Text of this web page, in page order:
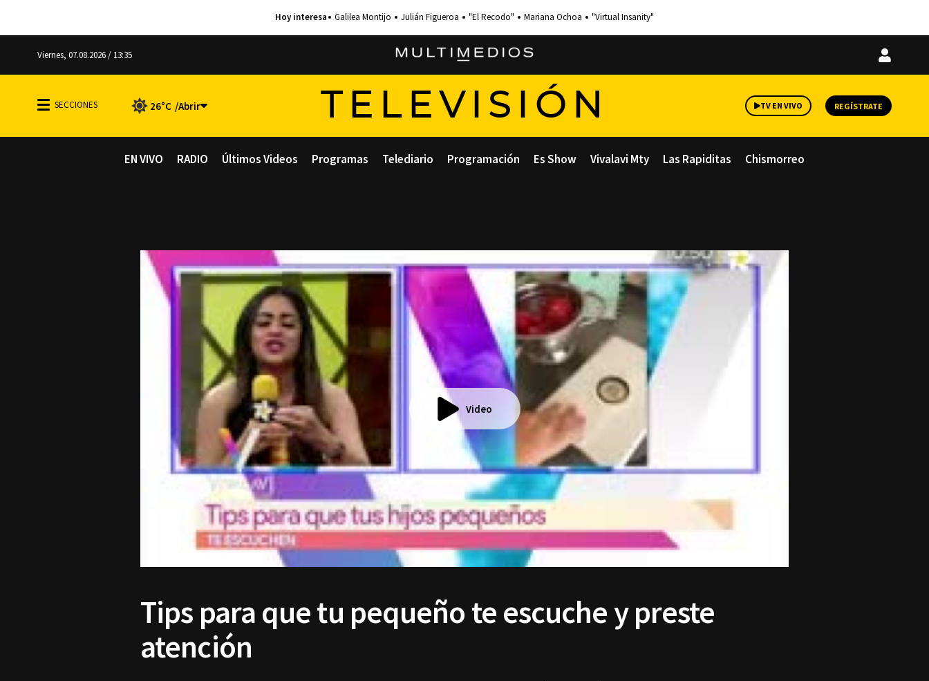
Galilea Montijo Julián Figueroa "El Recodo" Mariana Ochoa "Virtual Insanity"
Viernes, 07.08.2026 / 13:35
Iniciar
26°C TELEVISIÓN TV EN VIVO REGÍSTRATE
EN VIVO RADIO Últimos Videos Programas Telediario Programación Es Show Vivalavi Mty Las Rapiditas Chismorreo
Video
Tips para que tu pequeño te escuche y preste
atención